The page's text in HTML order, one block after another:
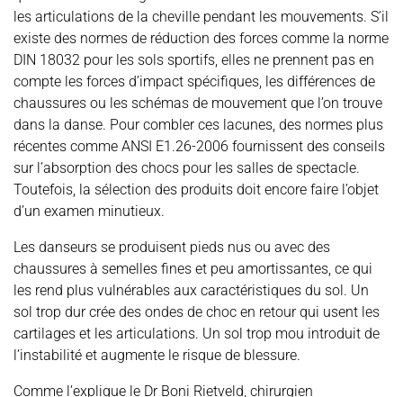
les articulations de la cheville pendant les mouvements. S’il
existe des normes de réduction des forces comme la norme
DIN 18032 pour les sols sportifs, elles ne prennent pas en
compte les forces d’impact spécifiques, les différences de
chaussures ou les schémas de mouvement que l’on trouve
dans la danse. Pour combler ces lacunes, des normes plus
récentes comme ANSI E1.26-2006 fournissent des conseils
sur l’absorption des chocs pour les salles de spectacle.
Toutefois, la sélection des produits doit encore faire l’objet
d’un examen minutieux.
Les danseurs se produisent pieds nus ou avec des
chaussures à semelles fines et peu amortissantes, ce qui
les rend plus vulnérables aux caractéristiques du sol. Un
sol trop dur crée des ondes de choc en retour qui usent les
cartilages et les articulations. Un sol trop mou introduit de
l’instabilité et augmente le risque de blessure.
Comme l’explique le Dr Boni Rietveld, chirurgien